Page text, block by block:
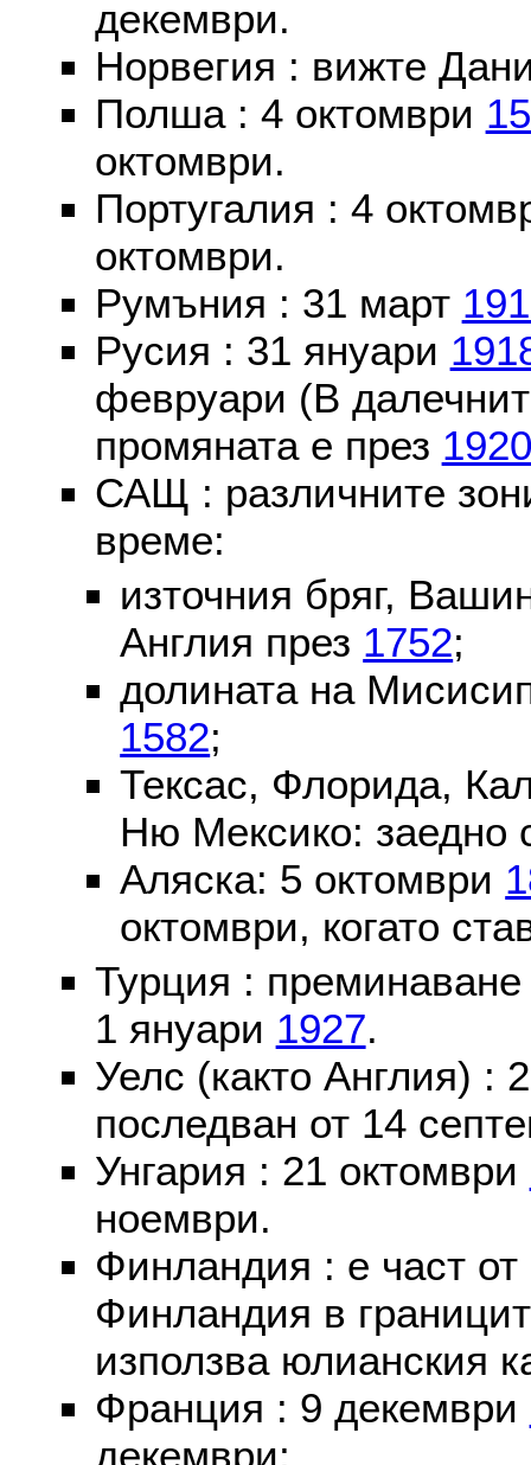
декември.
Норвегия : вижте
Полша : 4 октомври
октомври.
Португалия : 4
октомври.
Румъния : 31 март
Русия : 31 януари
февруари (В
промяната е през 1920
САЩ : различните
време:
източния бряг,
Англия през 1752;
долината на
1582;
Тексас, Флорида,
Ню Мексико: заедно
Аляска: 5 октомври
октомври, когато
Турция :
1 януари 1927.
Уелс (както Англия) :
последван от 14
Унгария : 21 октомври
ноември.
Финландия : е част
Финландия в
използва юлианския
Франция : 9 декември
декември;